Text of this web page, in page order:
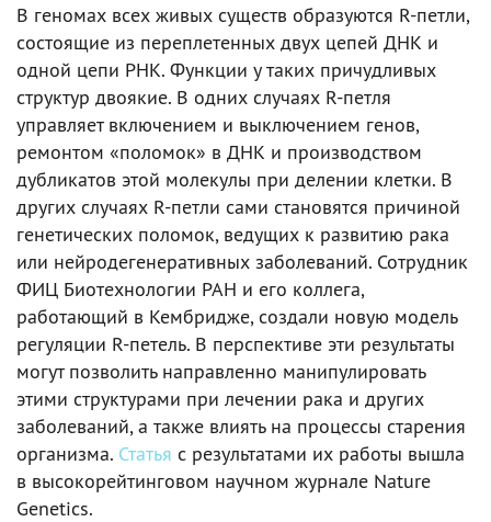
В геномах всех живых существ образуются R-петли,
состоящие из переплетенных двух цепей ДНК и
одной цепи РНК. Функции у таких причудливых
структур двоякие. В одних случаях R-петля
управляет включением и выключением генов,
ремонтом «поломок» в ДНК и производством
дубликатов этой молекулы при делении клетки. В
других случаях R-петли сами становятся причиной
генетических поломок, ведущих к развитию рака
или нейродегенеративных заболеваний. Сотрудник
ФИЦ Биотехнологии РАН и его коллега,
работающий в Кембридже, создали новую модель
регуляции R-петель. В перспективе эти результаты
могут позволить направленно манипулировать
этими структурами при лечении рака и других
заболеваний, а также влиять на процессы старения
организма. Статья с результатами их работы вышла
в высокорейтинговом научном журнале Nature
Genetics.